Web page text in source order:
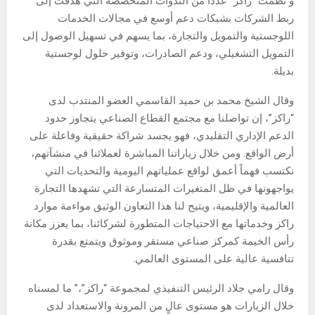
ربط الشركات بشبكات دعم أوسع في مجالات الخدمات
اللوجستية والتمويل والتجارة، بما يسهم في تسهيل الوصول إلى
التمويل التشغيلي، ودعم الصادرات، وتوفير حلول لوجستية
بديلة.
وقال الشيخ محمد بن حميد القاسمي العضو المنتدب لدى
“راكز”، إن تواصلنا مع مجتمع القطاع الصناعي يتجاوز حدود
الدعم الإداري التقليدي، فهو يجسد شراكة حقيقية وفاعلة على
أرض الواقع. ومن خلال زياراتنا المباشرة لعملائنا في منشآتهم،
نكتسب فهماً أعمق لواقع عملياتهم اليومية والتحديات التي
يواجهونها في ظل المتغيرات المتسارعة التي تشهدها التجارة
العالمية والإقليمية، ويتيح لنا هذا التعاون الوثيق مواءمة موارد
راكز وخدماتها مع الاحتياجات المتطورة لشركائنا، بما يعزز مكانة
رأس الخيمة كمركز صناعي مستقر وموثوق ويتمتع بقدرة
تنافسية عالية على المستوى العالمي.
وقال رامي جلاد الرئيس التنفيذي لمجموعة “راكز”،” ما لمسناه
خلال الزيارات هو مستوى عالٍ من المرونة والاستعداد لدى